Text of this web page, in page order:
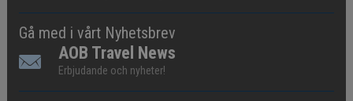
Gå med i vårt Nyhetsbrev
AOB Travel News
Erbjudande och nyheter!